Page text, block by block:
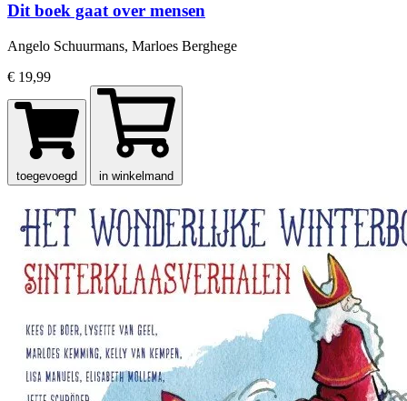
Dit boek gaat over mensen
Angelo Schuurmans, Marloes Berghege
€ 19,99
toegevoegd in winkelmand